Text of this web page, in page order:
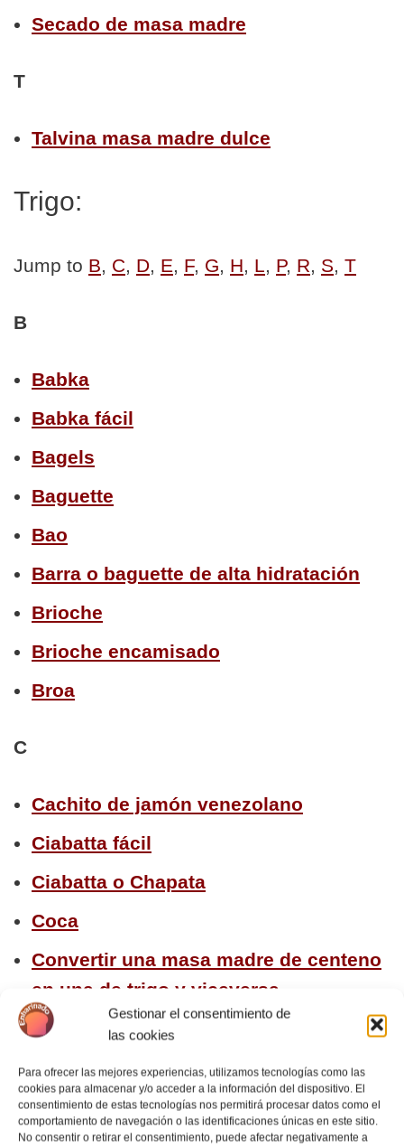
Gestionar el consentimiento de
las cookies
Para ofrecer las mejores experiencias, utilizamos tecnologías como las
cookies para almacenar y/o acceder a la información del dispositivo. El
consentimiento de estas tecnologías nos permitirá procesar datos como el
comportamiento de navegación o las identificaciones únicas en este sitio.
No consentir o retirar el consentimiento, puede afectar negativamente a
Secado de masa madre
T
Talvina masa madre dulce
Trigo:
Jump to B, C, D, E, F, G, H, L, P, R, S, T
B
Babka
Babka fácil
Bagels
Baguette
Bao
Barra o baguette de alta hidratación
Brioche
Brioche encamisado
Broa
C
Cachito de jamón venezolano
Ciabatta fácil
Ciabatta o Chapata
Coca
Convertir una masa madre de centeno
en una de trigo y viceversa
Crackers
D
De la masa madre al pan – Masterclass